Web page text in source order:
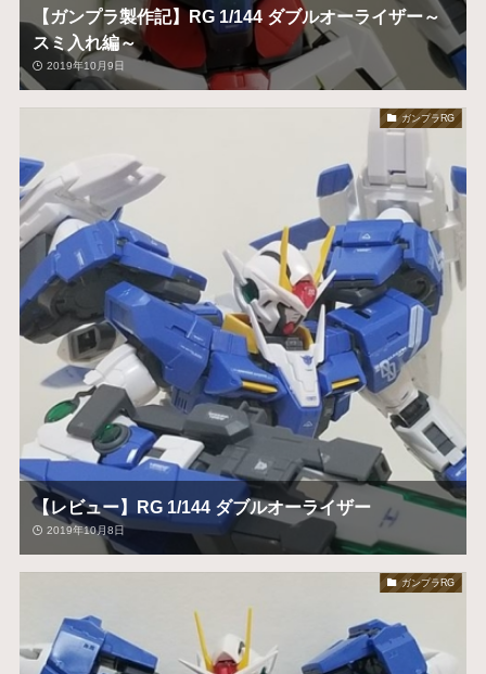
【ガンプラ製作記】RG 1/144 ダブルオーライザー～
スミ入れ編～
2019年10月9日
ガンプラRG
【レビュー】RG 1/144 ダブルオーライザー
2019年10月8日
ガンプラRG